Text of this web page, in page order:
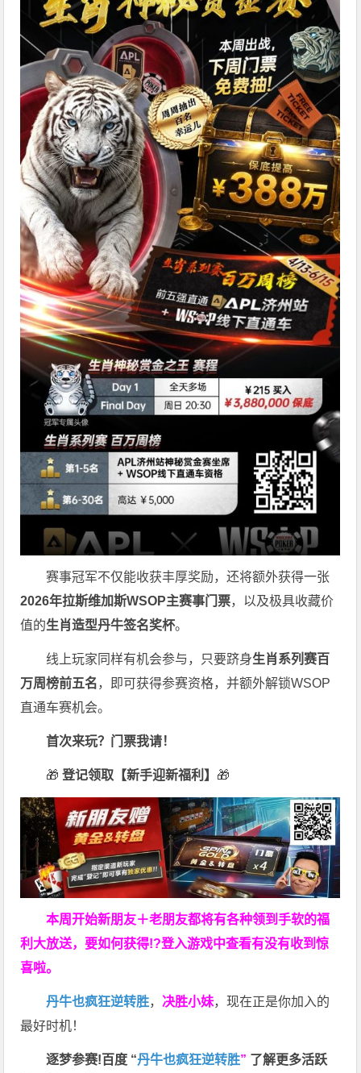
赛事冠军不仅能收获丰厚奖励，还将额外获得一张
2026年拉斯维加斯WSOP主赛事门票，以及极具收藏价
值的生肖造型丹牛签名奖杯。
线上玩家同样有机会参与，只要跻身生肖系列赛百
万周榜前五名，即可获得参赛资格，并额外解锁WSOP
直通车赛机会。
首次来玩？门票我请！
🎁 登记领取【新手迎新福利】 🎁
本周开始新朋友＋老朋友都将有各种领到手软的福
利大放送，要如何获得!?登入游戏中查看有没有收到惊
喜啦。
丹牛也疯狂逆转胜， 决胜小妹，现在正是你加入的
最好时机！
逐梦参赛!百度 “丹牛也疯狂逆转胜” 了解更多活跃